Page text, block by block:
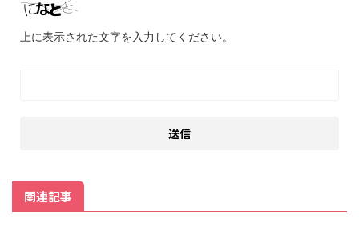
上に表示された文字を入力してください。
関連記事